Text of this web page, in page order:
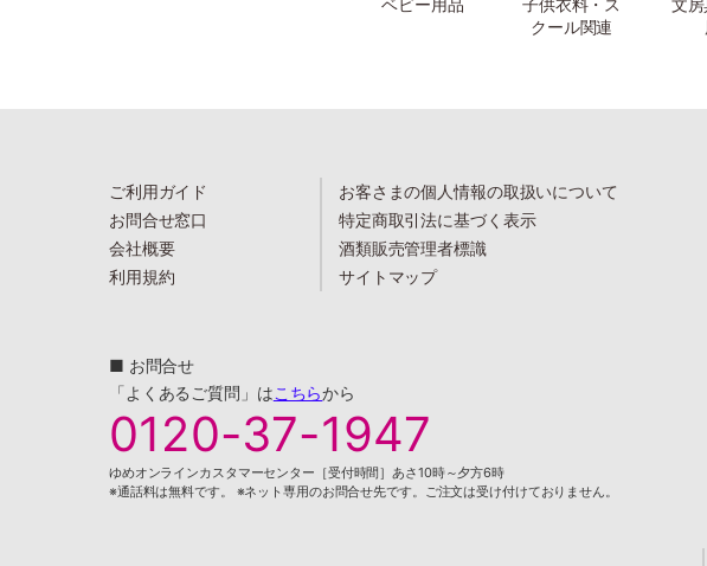
ベビー用品
子供衣料・ス
クール関連
文
ご利用ガイド
お問合せ窓口
会社概要
利用規約
お客さまの個人情報の取扱いについて
特定商取引法に基づく表示
酒類販売管理者標識
サイトマップ
■ お問合せ
「よくあるご質問」はこちらから
0120-37-1947
ゆめオンラインカスタマーセンター［受付時間］あさ10時～夕方6時
※通話料は無料です。 ※ネット専用のお問合せ先です。ご注文は受け付けておりません。